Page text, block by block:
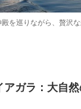
を巡りながら、贅沢
アガラ：大自